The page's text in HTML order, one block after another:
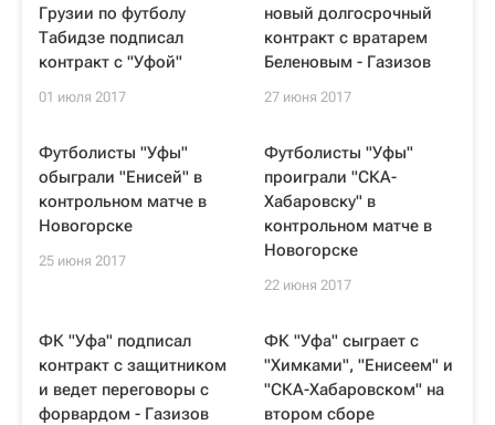
Грузии по футболу
Табидзе подписал
контракт с "Уфой"
01 июля 2017
новый долгосрочный
контракт с вратарем
Беленовым - Газизов
27 июня 2017
Футболисты "Уфы"
обыграли "Енисей" в
контрольном матче в
Новогорске
25 июня 2017
Футболисты "Уфы"
проиграли "СКА-
Хабаровску" в
контрольном матче в
Новогорске
22 июня 2017
ФК "Уфа" подписал
контракт с защитником
и ведет переговоры с
форвардом - Газизов
ФК "Уфа" сыграет с
"Химками", "Енисеем" и
"СКА-Хабаровском" на
втором сборе